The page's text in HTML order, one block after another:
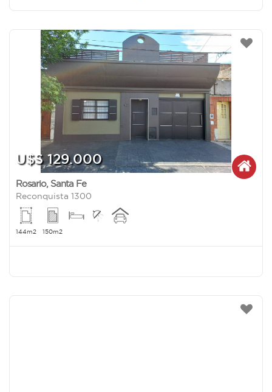
U$S 129.000
Rosario, Santa Fe
Reconquista 1300
144m2 150m2